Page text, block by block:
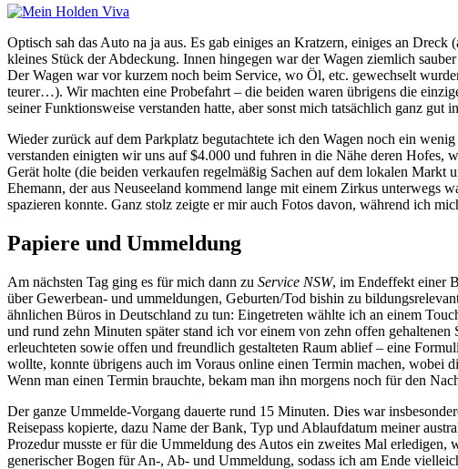
Optisch sah das Auto na ja aus. Es gab einiges an Kratzern, einiges an
kleines Stück der Abdeckung. Innen hingegen war der Wagen ziemlich
Der Wagen war vor kurzem noch beim Service, wo Öl, etc. gewechselt
teurer…). Wir machten eine Probefahrt – die beiden waren übrigens die
seiner Funktionsweise verstanden hatte, aber sonst mich tatsächlich ganz gut
Wieder zurück auf dem Parkplatz begutachtete ich den Wagen noch ein
verstanden einigten wir uns auf $4.000 und fuhren in die Nähe deren
Gerät holte (die beiden verkaufen regelmäßig Sachen auf dem lokalen Markt
Ehemann, der aus Neuseeland kommend lange mit einem Zirkus unterwegs
spazieren konnte. Ganz stolz zeigte er mir auch Fotos davon, während ich
Papiere und Ummeldung
Am nächsten Tag ging es für mich dann zu Service NSW, im Endeffekt einer
über Gewerbean- und ummeldungen, Geburten/Tod bishin zu
ähnlichen Büros in Deutschland zu tun: Eingetreten wählte ich an einem
und rund zehn Minuten später stand ich vor einem von zehn offen
erleuchteten sowie offen und freundlich gestalteten Raum ablief – eine
wollte, konnte übrigens auch im Voraus online einen Termin machen, wobei
Wenn man einen Termin brauchte, bekam man ihn morgens noch für den
Der ganze Ummelde-Vorgang dauerte rund 15 Minuten. Dies war
Reisepass kopierte, dazu Name der Bank, Typ und Ablaufdatum meiner
Prozedur musste er für die Ummeldung des Autos ein zweites Mal
generischer Bogen für An-, Ab- und Ummeldung, sodass ich am Ende